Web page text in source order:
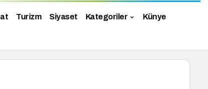
Turizm Siyaset Kategoriler Künye